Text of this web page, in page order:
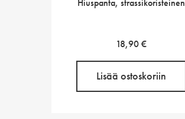
Hiuspanta, strassikoristeinen
18,90€
Lisää ostoskoriin